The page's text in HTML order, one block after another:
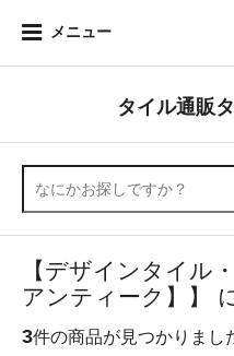
メニュー
タイル通販
【デザインタイル
アンティーク】】
3件の商品が見つかりまし